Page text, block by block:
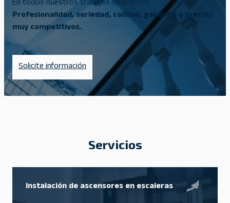
En todos nuestros trabajos ofrecemos:
Profesionalidad, seriedad, calidad, garantía y precios
muy competitivos.
Solicite información
Servicios
Instalación de ascensores en escaleras